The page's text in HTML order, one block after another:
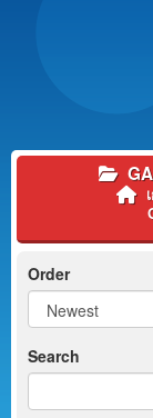
Order
Search